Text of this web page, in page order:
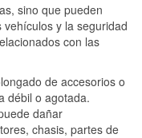
sino que pueden
y la seguridad
con las
de accesorios o
débil o agotada.
dañar
chasis, partes de